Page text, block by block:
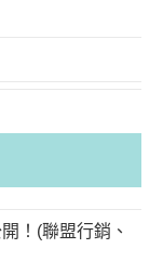
！(聯盟行銷、